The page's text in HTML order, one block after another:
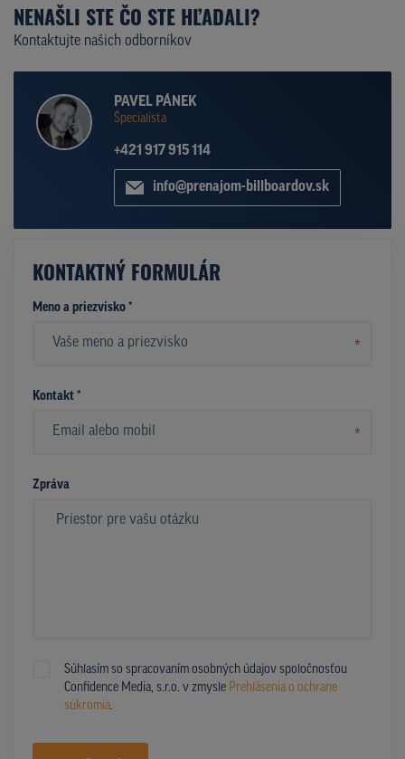
NENAŠLI STE ČO STE HĽADALI?
Kontaktujte našich odborníkov
PAVEL PÁNEK
Špecialista
+421 917 915 114
info@prenajom-billboardov.sk
KONTAKTNÝ FORMULÁR
Meno a priezvisko *
*
Kontakt *
*
Zpráva
Súhlasím so spracovaním osobných údajov spoločnosťou
Confidence Media, s.r.o. v zmysle Prehlásenia o ochrane
súkromia.